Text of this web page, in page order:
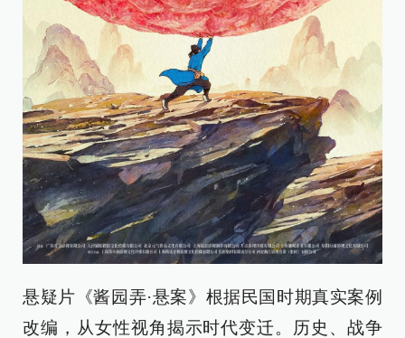
悬疑片《酱园弄·悬案》根据民国时期真实案例
改编，从女性视角揭示时代变迁。历史、战争